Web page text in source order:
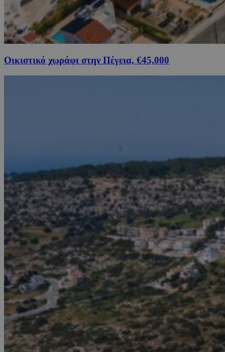
Οικιστικό χωράφι στην Πέγεια, €45,000